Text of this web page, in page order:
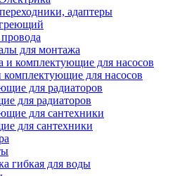
адаптеры
для монтажа
комплектующие для насосов
для радиаторов
для сантехники
гибкая для воды